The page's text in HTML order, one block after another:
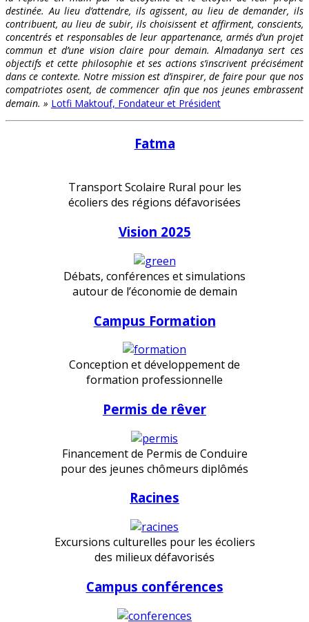
destinée. Au lieu d’attendre, ils agissent, au lieu de demander, ils
contribuent, au lieu de subir, ils choisissent et affirment, conscients,
concentrés et responsables de leur appartenance, armés d’un projet
commun et d’une vision claire pour demain. Almadanya sert ces
objectifs et cette philosophie et ses actions s’inscrivent précisément
dans ce contexte. Notre mission est d’inspirer, de faire pour que nos
compatriotes osent, de commencer afin que nos jeunes embrassent
demain. » Lotfi Maktouf, Fondateur et Président
Fatma
Transport Scolaire Rural pour les
écoliers des régions défavorisées
Vision 2025
Débats, conférences et simulations
autour de l’économie de demain
Campus Formation
Conception et développement de
formation professionnelle
Permis de rêver
Financement de Permis de Conduire
pour des jeunes chômeurs diplômés
Racines
Excursions culturelles pour les écoliers
des milieux défavorisés
Campus conférences